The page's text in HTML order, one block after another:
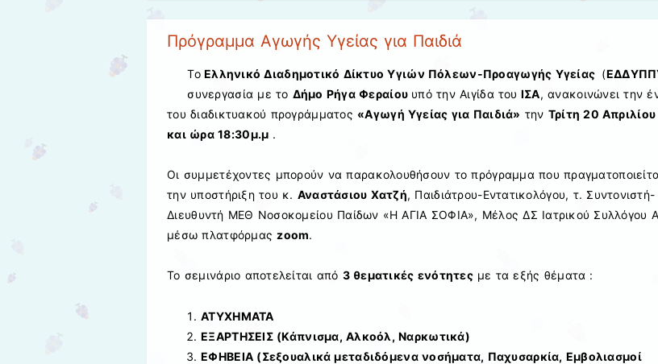
Πρόγραμμα Αγωγής Υγείας για Παιδιά
ΤοΕλληνικό Διαδημοτικό Δίκτυο Υγιών Πόλεων-Προαγωγής Υγείας (
συνεργασία με το Δήμο Ρήγα Φεραίου υπό την Αιγίδα του ΙΣΑ, ανακοινώνει την
του διαδικτυακού προγράμματος «Αγωγή Υγείας για Παιδιά» την Τρίτη 20
και ώρα 18:30μ.μ .
Οι συμμετέχοντες μπορούν να παρακολουθήσουν το πρόγραμμα που
την υποστήριξη του κ. Αναστάσιου Χατζή, Παιδιάτρου-Εντατικολόγου, τ. Συντονιστή-
Διευθυντή ΜΕΘ Νοσοκομείου Παίδων «Η ΑΓΙΑ ΣΟΦΙΑ», Μέλος ΔΣ Ιατρικού Συλλόγου
μέσω πλατφόρμας zoom.
Το σεμινάριο αποτελείται από 3 θεματικές ενότητεςμε τα εξής θέματα :
ΑΤΥΧΗΜΑΤΑ
ΕΞΑΡΤΗΣΕΙΣ (Κάπνισμα, Αλκοόλ, Ναρκωτικά)
ΕΦΗΒΕΙΑ (Σεξουαλικά μεταδιδόμενα νοσήματα, Παχυσαρκία, Εμβολιασμοί